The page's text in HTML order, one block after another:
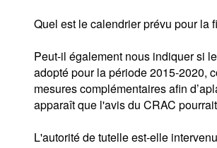
Quel est le calendrier prévu pour la
Peut-il également nous indiquer si
adopté pour la période 2015-2020,
mesures complémentaires afin
apparaît que l'avis du CRAC
L'autorité de tutelle est-elle